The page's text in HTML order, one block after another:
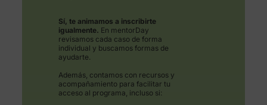
Sí, te animamos a inscribirte
igualmente. En mentorDay
revisamos cada caso de forma
individual y buscamos formas de
ayudarte.
Además, contamos con recursos y
acompañamiento para facilitar tu
acceso al programa, incluso si: